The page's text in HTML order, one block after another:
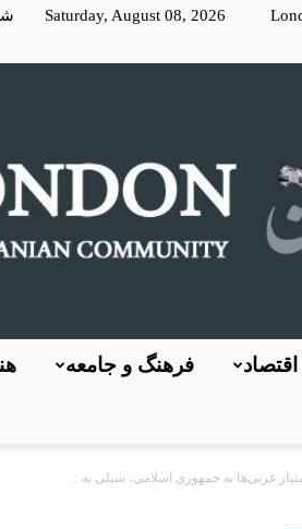
Saturday, August 08, 2026 شنبه, ۱۷ مرداد ۱۴۰۵
فرهنگ و جامعه اقتصاد
غربی‌ها به جمهوری اسلامی، سیلی به...